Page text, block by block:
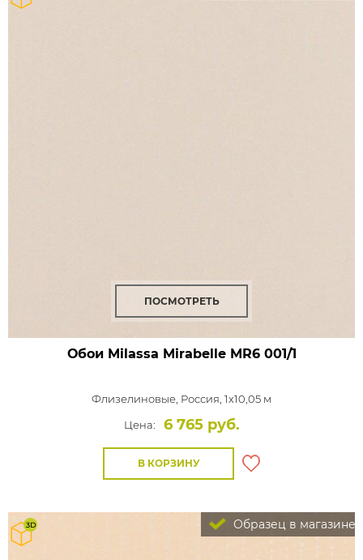
ПОСМОТРЕТЬ
Обои Milassa MirabelleMR6 001/1
Флизелиновые, Россия, 1x10,05 м
Цена:
6 765 руб.
В КОРЗИНУ
Образец в магазине